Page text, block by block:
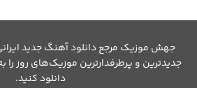
جهش موزیک مرجع دانلود آهنگ جدید
جدیدترین و پرطرفدارترین موزیک‌های روز
دانلود کنید.